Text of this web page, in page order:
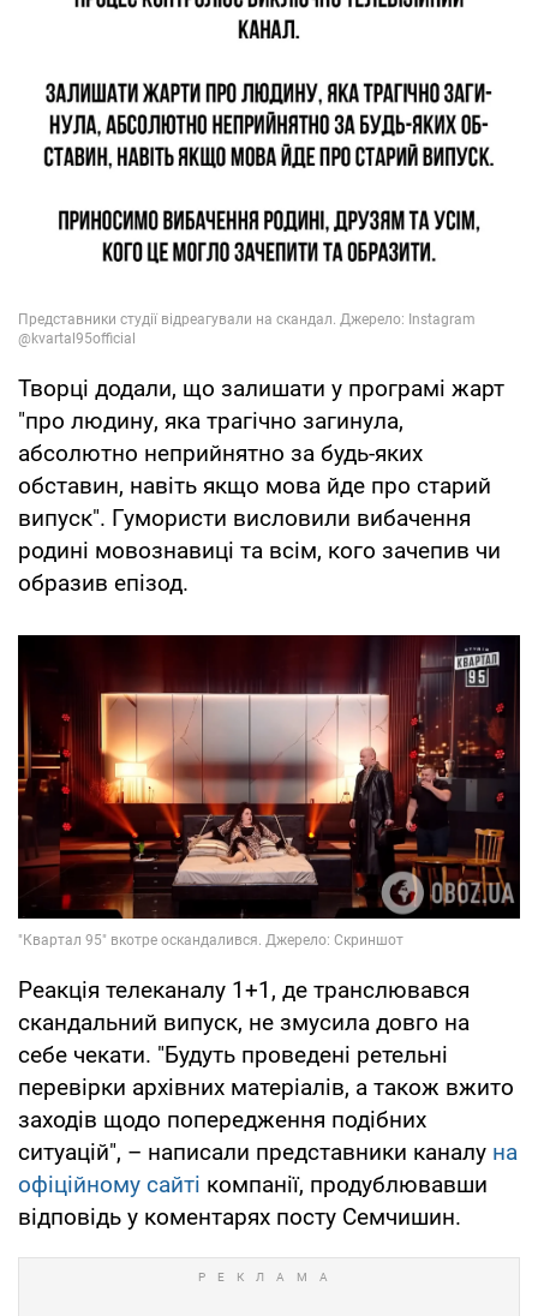
Творці додали, що залишати у програмі жарт
"про людину, яка трагічно загинула,
абсолютно неприйнятно за будь-яких
обставин, навіть якщо мова йде про старий
випуск". Гумористи висловили вибачення
родині мовознавиці та всім, кого зачепив чи
образив епізод.
Реакція телеканалу 1+1, де транслювався
скандальний випуск, не змусила довго на
себе чекати. "Будуть проведені ретельні
перевірки архівних матеріалів, а також вжито
заходів щодо попередження подібних
ситуацій", – написали представники каналу на
офіційному сайті компанії, продублювавши
відповідь у коментарях посту Семчишин.